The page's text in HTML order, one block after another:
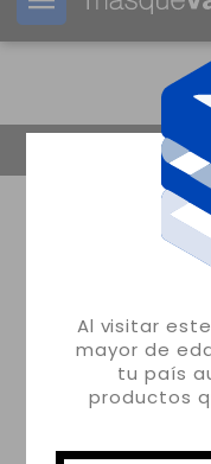
Al visitar
mayor de
tu país
productos
Tu pedido